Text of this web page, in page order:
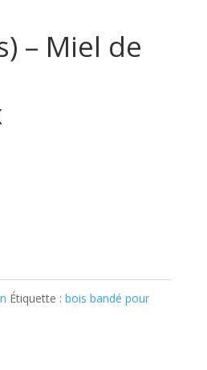
– Miel de
Étiquette : bois bandé pour